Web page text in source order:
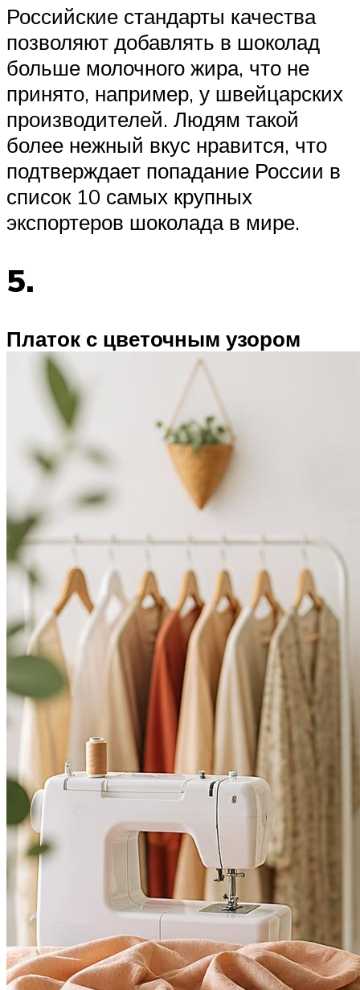
Российские стандарты качества
позволяют добавлять в шоколад
больше молочного жира, что не
принято, например, у швейцарских
производителей. Людям такой
более нежный вкус нравится, что
подтверждает попадание России в
список 10 самых крупных
экспортеров шоколада в мире.
5.
Платок с цветочным узором